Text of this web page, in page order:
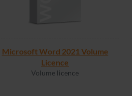
Microsoft Word 2021 Volume
Licence
Volume licence